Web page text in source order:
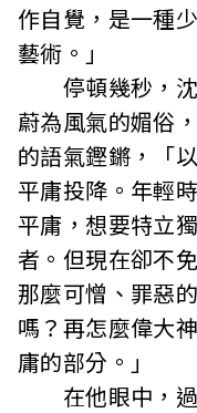
作自覺，是一種
藝術。」
停頓幾秒，沈
蔚為風氣的媚俗
的語氣鏗鏘，「
平庸投降。年輕
平庸，想要特立
者。但現在卻不
那麼可憎、罪惡
嗎？再怎麼偉大
庸的部分。」
在他眼中，過